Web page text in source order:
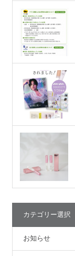
カテゴリー選択
お知らせ